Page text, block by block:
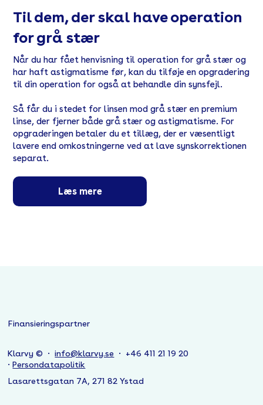
Til dem, der skal have operation
for grå stær
Når du har fået henvisning til operation for grå stær og
har haft astigmatisme før, kan du tilføje en opgradering
til din operation for også at behandle din synsfejl.
Så får du i stedet for linsen mod grå stær en premium
linse, der fjerner både grå stær og astigmatisme. For
opgraderingen betaler du et tillæg, der er væsentligt
lavere end omkostningerne ved at lave synskorrektionen
separat.
Læs mere
Finansieringspartner
Klarvy © ·info@klarvy.se · +46 411 21 19 20
·Persondatapolitik
Lasarettsgatan 7A, 271 82 Ystad